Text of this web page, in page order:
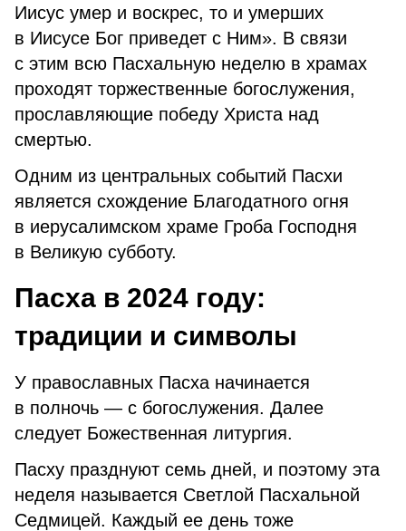
Иисус умер и воскрес, то и умерших
в Иисусе Бог приведет с Ним». В связи
с этим всю Пасхальную неделю в храмах
проходят торжественные богослужения,
прославляющие победу Христа над
смертью.
Одним из центральных событий Пасхи
является схождение Благодатного огня
в иерусалимском храме Гроба Господня
в Великую субботу.
Пасха в 2024 году:
традиции и символы
У православных Пасха начинается
в полночь — с богослужения. Далее
следует Божественная литургия.
Пасху празднуют семь дней, и поэтому эта
неделя называется Светлой Пасхальной
Седмицей. Каждый ее день тоже